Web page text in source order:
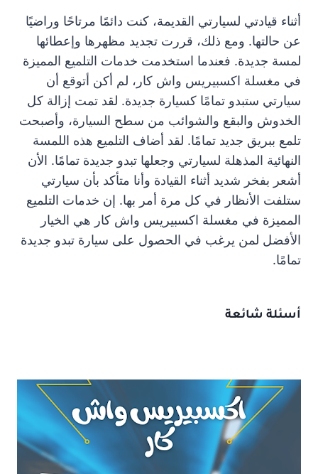
أثناء قيادتي لسيارتي القديمة، كنت دائمًا مرتاحًا وراضيًا
عن حالتها. ومع ذلك، قررت تجديد مظهرها وإعطائها
لمسة جديدة. فعندما استخدمت خدمات التلميع المميزة
في مغسلة اكسبيريس واش كار، لم أكن أتوقع أن
سيارتي ستبدو تمامًا كسيارة جديدة. لقد تمت إزالة كل
الخدوش والبقع والشوائب من سطح السيارة، وأصبحت
تلمع ببريق جديد تمامًا. لقد أضاف التلميع هذه اللمسة
النهائية المذهلة لسيارتي وجعلها تبدو جديدة تمامًا. الأن
أشعر بفخر شديد أثناء القيادة وأنا متأكد بأن سيارتي
ستلفت الأنظار في كل مرة أمر بها. إن خدمات التلميع
المميزة في مغسلة اكسبيريس واش كار هي الخيار
الأفضل لمن يرغب في الحصول على سيارة تبدو جديدة
تمامًا.
أسئلة شائعة